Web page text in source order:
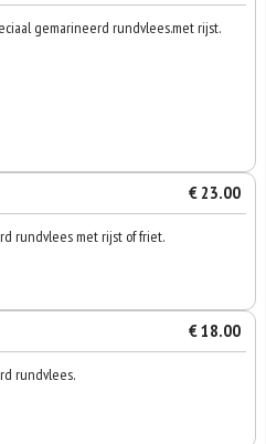
gemarineerd rundvlees.met rijst.
€ 23.00
rundvlees met rijst of friet.
€ 18.00
rundvlees.